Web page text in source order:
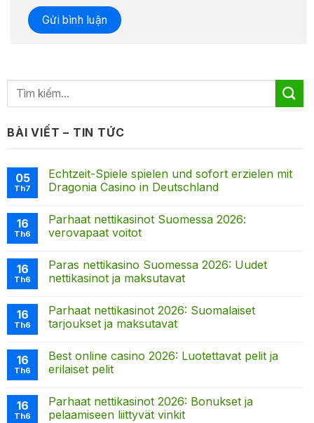
BÀI VIẾT – TIN TỨC
05
Th7
Echtzeit-Spiele spielen und sofort erzielen mit
Dragonia Casino in Deutschland
16
Th6
Parhaat nettikasinot Suomessa 2026:
verovapaat voitot
16
Th6
Paras nettikasino Suomessa 2026: Uudet
nettikasinot ja maksutavat
16
Th6
Parhaat nettikasinot 2026: Suomalaiset
tarjoukset ja maksutavat
16
Th6
Best online casino 2026: Luotettavat pelit ja
erilaiset pelit
16
Th6
Parhaat nettikasinot 2026: Bonukset ja
pelaamiseen liittyvät vinkit